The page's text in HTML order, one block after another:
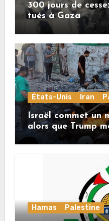
300 jours de
tués à Gaza
États-Unis Iran
Israël commet un
alors que Trump
«décapitation»
Hamas Palestine